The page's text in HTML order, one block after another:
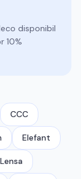
disponibil
10%
CCC
Elefant
Lensa